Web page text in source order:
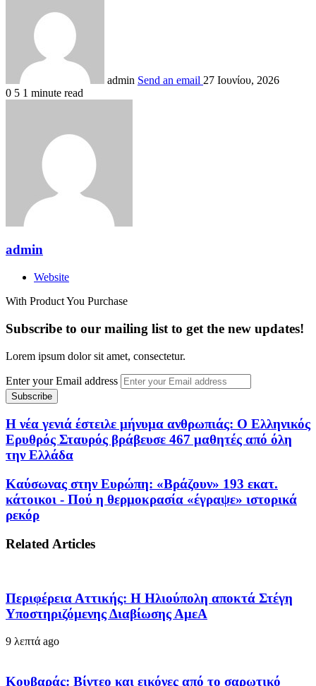
admin Send an email 27 Ιουνίου, 2026
0 5 1 minute read
admin
Website
With Product You Purchase
Subscribe to our mailing list to get the new updates!
Lorem ipsum dolor sit amet, consectetur.
Enter your Email address
Η νέα γενιά έστειλε μήνυμα ανθρωπιάς: Ο Ελληνικός
Ερυθρός Σταυρός βράβευσε 467 μαθητές από όλη
την Ελλάδα
Καύσωνας στην Ευρώπη: «Βράζουν» 193 εκατ.
κάτοικοι - Πού η θερμοκρασία «έγραψε» ιστορικά
ρεκόρ
Related Articles
Περιφέρεια Αττικής: Η Ηλιούπολη αποκτά Στέγη
Υποστηριζόμενης Διαβίωσης ΑμεΑ
9 λεπτά ago
Κουβαράς: Βίντεο και εικόνες από το σαρωτικό